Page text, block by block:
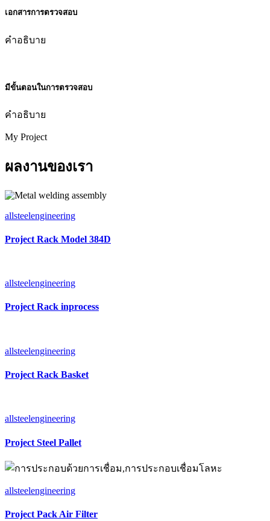
เอกสารการตรวจสอบ
คำอธิบาย
มีขั้นตอนในการตรวจสอบ
คำอธิบาย
My Project
ผลงานของเรา
allsteelengineering
Project Rack Model 384D
allsteelengineering
Project Rack inprocess
allsteelengineering
Project Rack Basket
allsteelengineering
Project Steel Pallet
allsteelengineering
Project Pack Air Filter